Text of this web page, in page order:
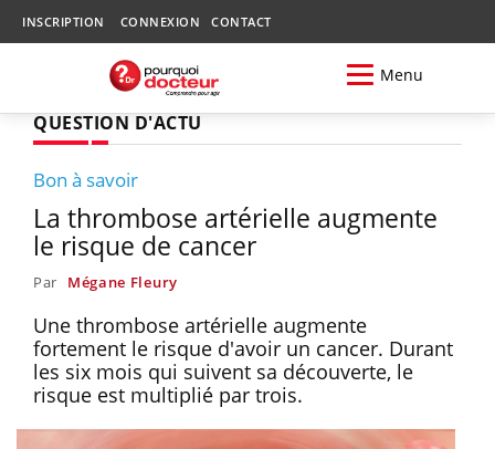
INSCRIPTION CONNEXION CONTACT
Menu
QUESTION D'ACTU
Bon à savoir
La thrombose artérielle augmente
le risque de cancer
Par Mégane Fleury
Une thrombose artérielle augmente
fortement le risque d'avoir un cancer. Durant
les six mois qui suivent sa découverte, le
risque est multiplié par trois.